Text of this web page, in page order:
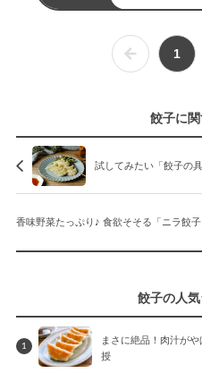
1
餃子に
試してみたい「餃子の
香味野菜たっぷり♪ 食欲そそる「ニラ餃
餃子の人
1
まさに絶品！肉汁が
授